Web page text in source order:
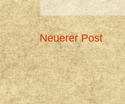
Neuerer Post